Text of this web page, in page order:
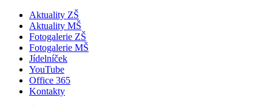
Aktuality ZŠ
Aktuality MŠ
Fotogalerie ZŠ
Fotogalerie MŠ
Jídelníček
YouTube
Office 365
Kontakty